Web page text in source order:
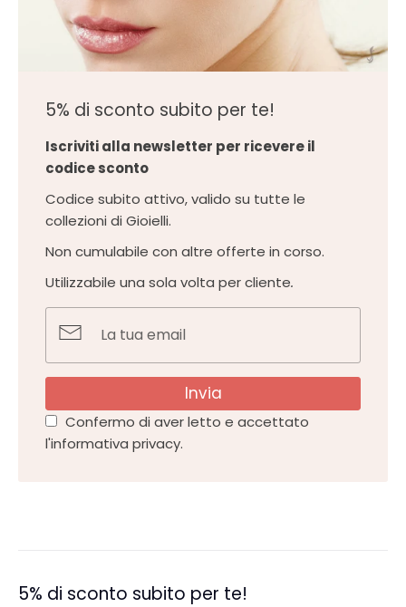
5% di sconto subito per te!
Iscriviti alla newsletter per ricevere il
codice sconto
Codice subito attivo, valido su tutte le
collezioni di Gioielli.
Non cumulabile con altre offerte in corso.
Utilizzabile una sola volta per cliente.
Invia
Confermo di aver letto e accettato
l'informativa privacy.
5% di sconto subito per te!